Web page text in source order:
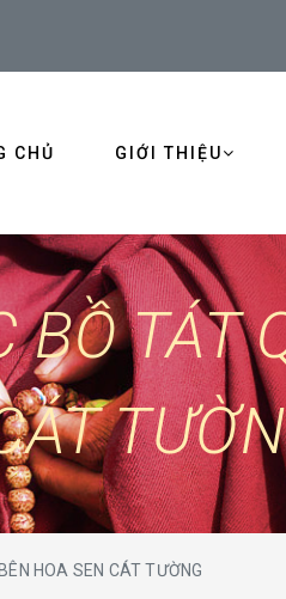
CHỦ GIỚI THIỆU
BỒ TÁT
HOA SEN CÁT TƯỜNG